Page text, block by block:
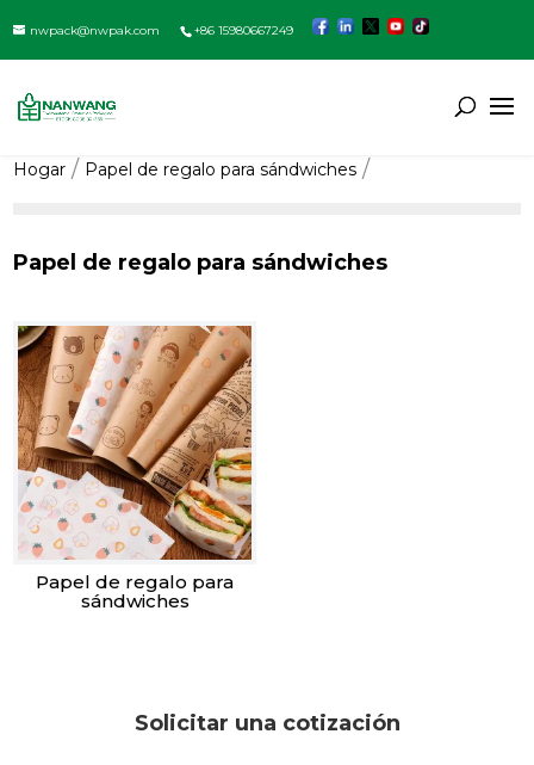
nwpack@nwpak.com +86 15980667249
Hogar Papel de regalo para sándwiches
Papel de regalo para sándwiches
Papel de regalo para
sándwiches
Solicitar una cotización